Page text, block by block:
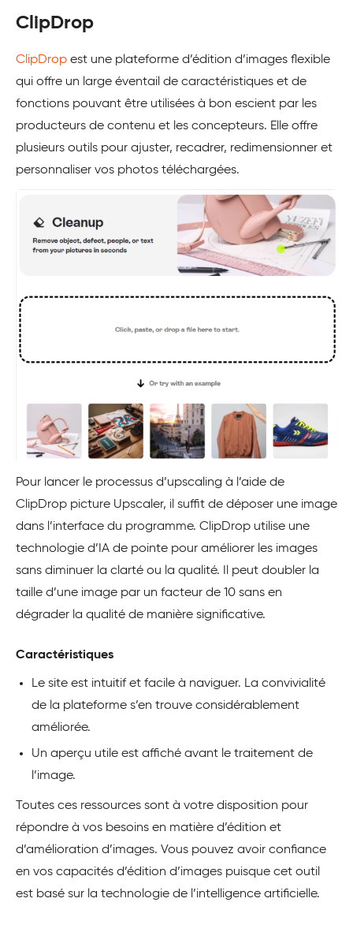
ClipDrop
ClipDrop est une plateforme d’édition d’images flexible
qui offre un large éventail de caractéristiques et de
fonctions pouvant être utilisées à bon escient par les
producteurs de contenu et les concepteurs. Elle offre
plusieurs outils pour ajuster, recadrer, redimensionner et
personnaliser vos photos téléchargées.
Pour lancer le processus d’upscaling à l’aide de
ClipDrop picture Upscaler, il suffit de déposer une image
dans l’interface du programme. ClipDrop utilise une
technologie d’IA de pointe pour améliorer les images
sans diminuer la clarté ou la qualité. Il peut doubler la
taille d’une image par un facteur de 10 sans en
dégrader la qualité de manière significative.
Caractéristiques
Le site est intuitif et facile à naviguer. La convivialité
de la plateforme s’en trouve considérablement
améliorée.
Un aperçu utile est affiché avant le traitement de
l’image.
Toutes ces ressources sont à votre disposition pour
répondre à vos besoins en matière d’édition et
d’amélioration d’images. Vous pouvez avoir confiance
en vos capacités d’édition d’images puisque cet outil
est basé sur la technologie de l’intelligence artificielle.